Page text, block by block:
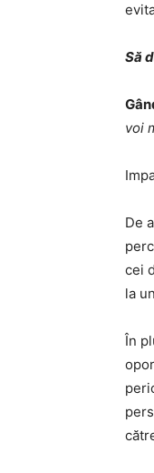
Să
voi
De
cei
la
În